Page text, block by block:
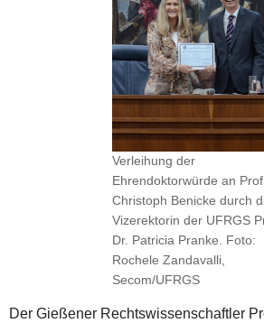
Verleihung der
Ehrendoktorwürde an
Christoph Benicke durch
Vizerektorin der UFRGS
Dr. Patricia Pranke. Foto:
Rochele Zandavalli,
Secom/UFRGS
Der Gießener Rechtswissenschaftler